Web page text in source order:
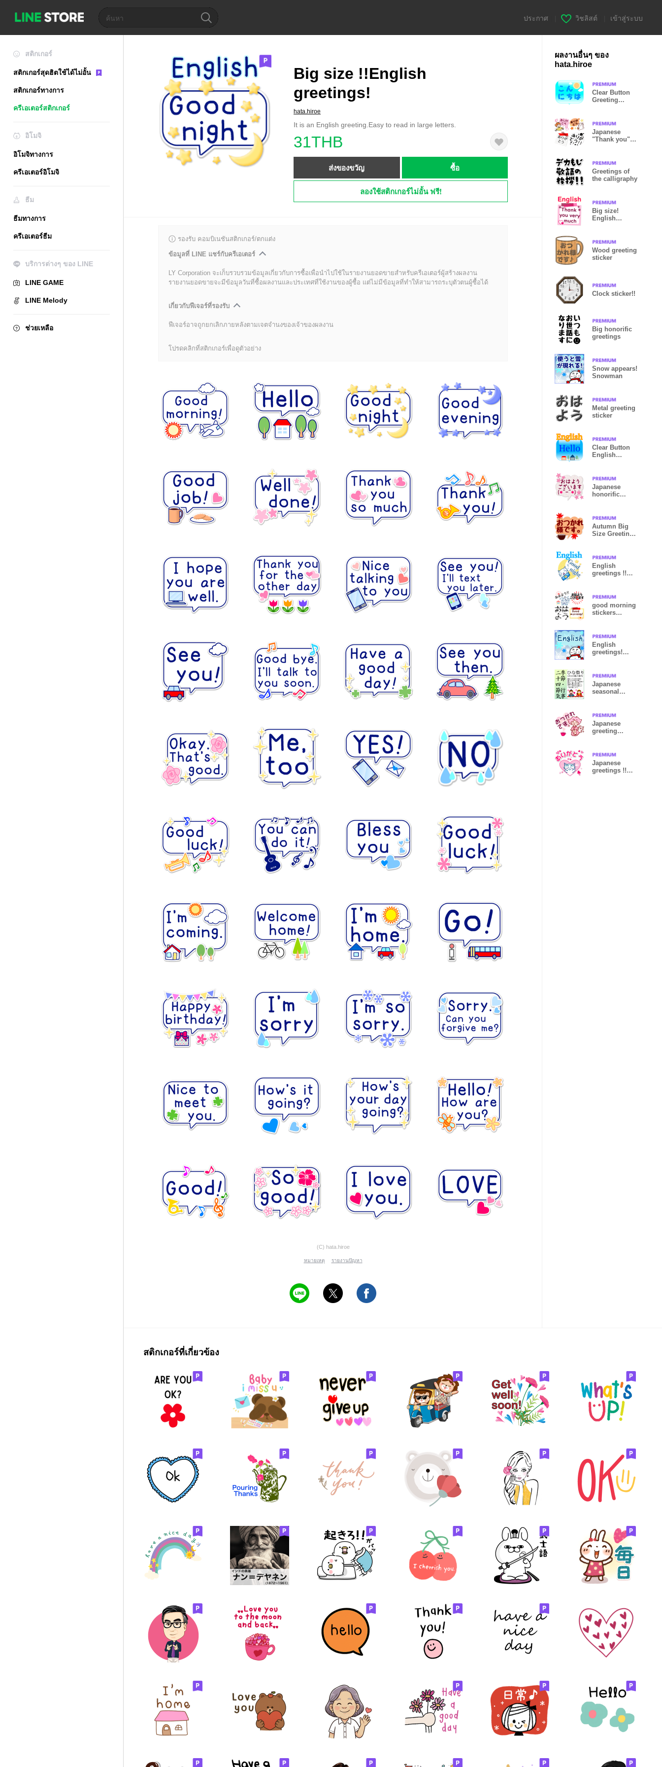
ประกาศ วิชลิสต์ เข้าสู่ระบบ
สติกเกอร์
สติกเกอร์สุดฮิตใช้ได้ไม่อั้น
สติกเกอร์ทางการ
ครีเอเตอร์สติกเกอร์
อิโมจิ
อิโมจิทางการ
ครีเอเตอร์อิโมจิ
ธีม
ธีมทางการ
ครีเอเตอร์ธีม
บริการต่างๆ ของ LINE
LINE GAME
LINE Melody
ช่วยเหลือ
Big size !!English
greetings!
hata.hiroe
It is an English greeting.Easy to read in large letters.
31THB
ส่งของขวัญ ซื้อ
ลองใช้สติกเกอร์ไม่อั้น ฟรี!
รองรับ คอมบิเนชันสติกเกอร์/ตกแต่ง
ข้อมูลที่ LINE แชร์กับครีเอเตอร์
LY Corporation จะเก็บรวบรวมข้อมูลเกี่ยวกับการซื้อเพื่อนำไปใช้ในรายงานยอดขายสำหรับครีเอเตอร์ผู้สร้างผลงาน
รายงานยอดขายจะมีข้อมูลวันที่ซื้อผลงานและประเทศที่ใช้งานของผู้ซื้อ แต่ไม่มีข้อมูลที่ทำให้สามารถระบุตัวตนผู้ซื้อได้
เกี่ยวกับฟีเจอร์ที่รองรับ
ฟีเจอร์อาจถูกยกเลิกภายหลังตามเจตจำนงของเจ้าของผลงาน
โปรดคลิกที่สติกเกอร์เพื่อดูตัวอย่าง
(C) hata.hiroe
หมายเหตุ รายงานปัญหา
ผลงานอื่นๆ ของ
hata.hiroe
Clear Button
Greeting
Japanese
"Thank you"
Greetings of
the calligraphy
Big size!
English
Wood greeting
sticker
Clock sticker!!
Big honorific
greetings
Snow appears!
Snowman
Metal greeting
sticker
Clear Button
English
Japanese
honorific
Autumn Big
Size Greeting
English
greetings !!
good morning
stickers
English
greetings!
Japanese
seasonal
Japanese
greeting
Japanese
greetings !!
สติกเกอร์ที่เกี่ยวข้อง